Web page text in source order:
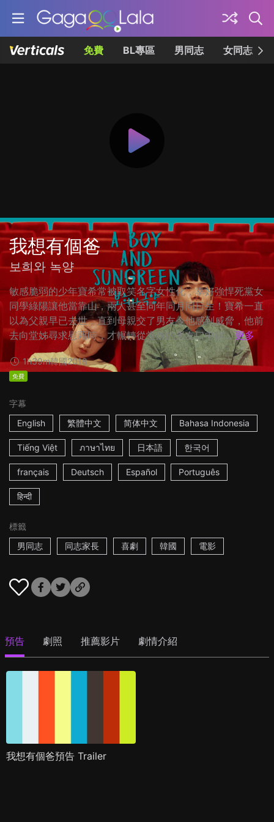
免費 BL專區 男同志 女同志
我想有個爸
보희와 녹양
敏感脆弱的少年寶希常被取笑名字女性化，幸好強悍死黨女
同學綠陽讓他當靠山，兩人甚至同年同月同日生！寶希一直
以為父親早已去世，直到母親交了男友令他感到威脅，他前
去向堂姊尋求慰藉時，才輾轉從堂姊的男友口中得... 更多
1h39m韓國2018
免費
字幕
English
繁體中文 简体中文 Bahasa Indonesia
Tiếng Việt ภาษาไทย 日本語 한국어
français Deutsch Español Português
हिन्दी
標籤
男同志
同志家長 喜劇 韓國 電影
預告 劇照 推薦影片 劇情介紹
我想有個爸預告 Trailer